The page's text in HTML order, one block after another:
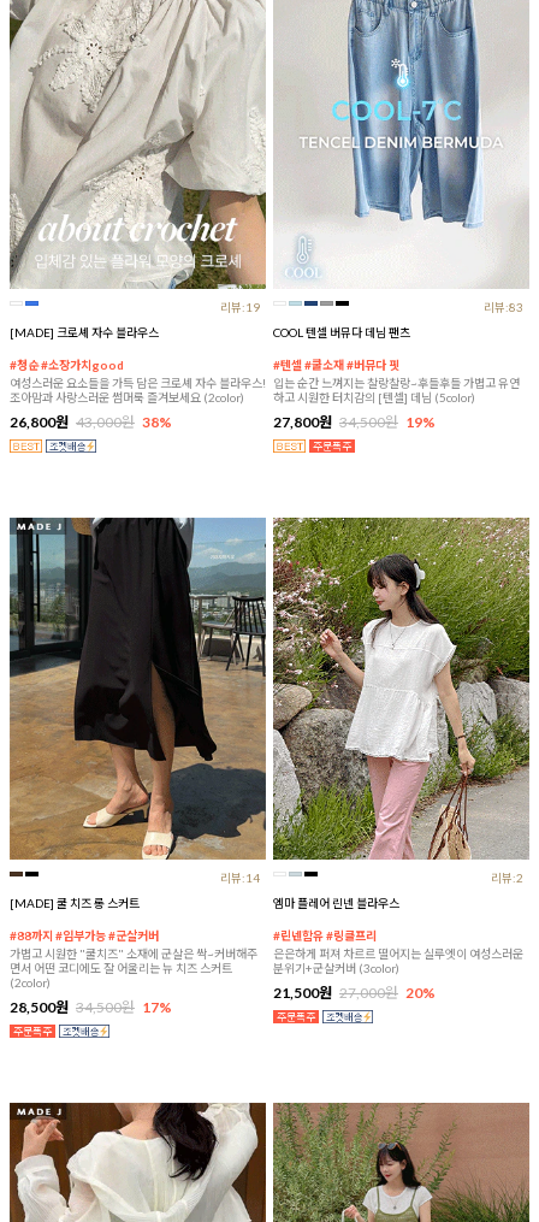
리뷰:19
[MADE] 크로셰 자수 블라우스
#청순 #소장가치good
여성스러운 요소들을 가득 담은 크로셰 자수 블라우스!
조아맘과 사랑스러운 썸머룩 즐겨보세요 (2color)
26,800원 43,000원 38%
리뷰:83
COOL 텐셀 버뮤다 데님 팬츠
#텐셀 #쿨소재 #버뮤다 핏
입는 순간 느껴지는 찰랑찰랑~후들후들 가볍고 유연
하고 시원한 터치감의 [텐셀] 데님 (5color)
27,800원 34,500원 19%
리뷰:14
[MADE] 쿨 치즈 롱 스커트
#88까지 #임부가능 #군살커버
가볍고 시원한 "쿨치즈" 소재에 군살은 싹~커버해주
면서 어떤 코디에도 잘 어울리는 뉴 치즈 스커트
(2color)
28,500원 34,500원 17%
리뷰:2
엠마 플레어 린넨 블라우스
#린넨함유 #링클프리
은은하게 퍼져 차르르 떨어지는 실루엣이 여성스러운
분위기+군살커버 (3color)
21,500원 27,000원 20%